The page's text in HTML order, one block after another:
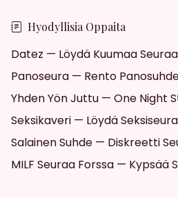
Hyodyllisia Oppaita
Datez — Löydä Kuumaa Seuraa
Panoseura — Rento
Yhden Yön Juttu — One Night
Seksikaveri — Löydä
Salainen Suhde — Diskreetti
MILF Seuraa Forssa — Kypsää